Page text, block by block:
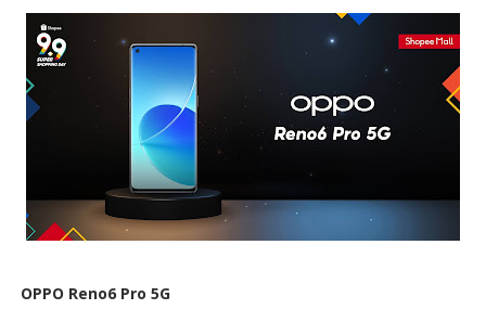
OPPO Reno6 Pro 5G